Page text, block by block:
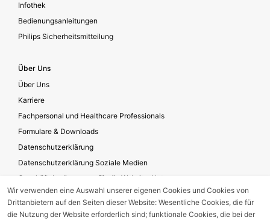
Infothek
Bedienungsanleitungen
Philips Sicherheitsmitteilung
Über Uns
Über Uns
Karriere
Fachpersonal und Healthcare Professionals
Formulare & Downloads
Datenschutzerklärung
Datenschutzerklärung Soziale Medien
Geschäftsbedingungen für die Website-Nutzung
Impressum
Unternehmensverantwortung
Wir verwenden eine Auswahl unserer eigenen Cookies und Cookies von
Drittanbietern auf den Seiten dieser Website: Wesentliche Cookies, die für
die Nutzung der Website erforderlich sind; funktionale Cookies, die bei der